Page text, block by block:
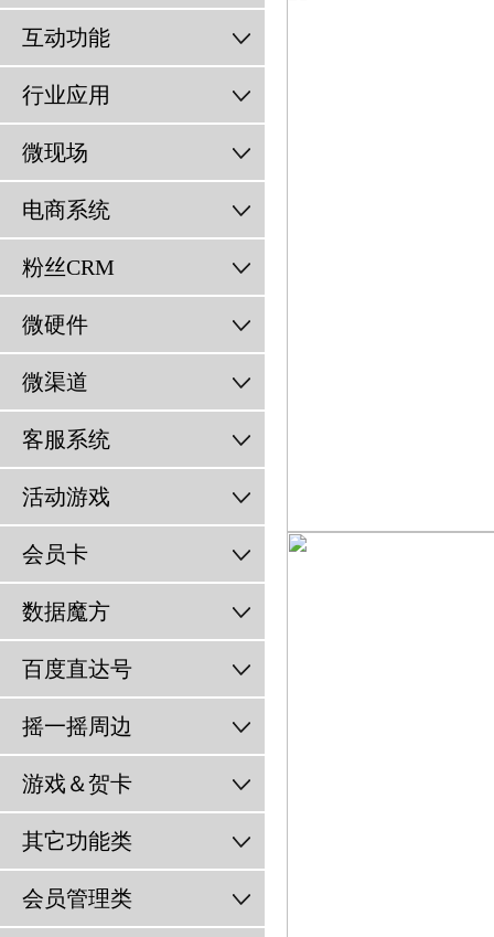
互动功能
行业应用
微现场
电商系统
粉丝CRM
微硬件
微渠道
客服系统
活动游戏
会员卡
数据魔方
百度直达号
摇一摇周边
游戏＆贺卡
其它功能类
会员管理类